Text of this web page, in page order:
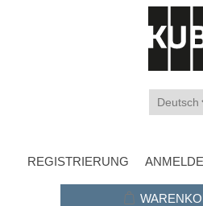
REGISTRIERUNG